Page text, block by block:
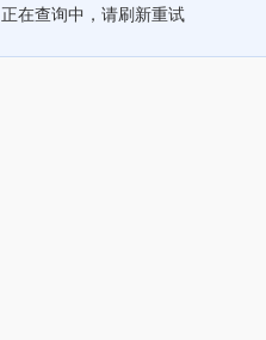
正在查询中，请刷新重试